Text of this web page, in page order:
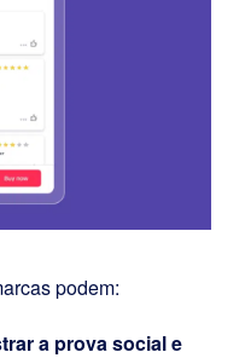
podem:
a prova social e